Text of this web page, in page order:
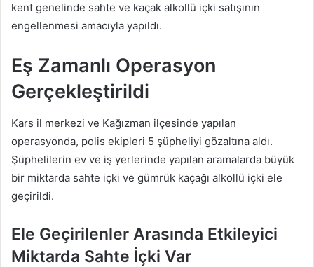
kent genelinde sahte ve kaçak alkollü içki satışının
engellenmesi amacıyla yapıldı.
Eş Zamanlı Operasyon
Gerçekleştirildi
Kars il merkezi ve Kağızman ilçesinde yapılan
operasyonda, polis ekipleri 5 şüpheliyi gözaltına aldı.
Şüphelilerin ev ve iş yerlerinde yapılan aramalarda büyük
bir miktarda sahte içki ve gümrük kaçağı alkollü içki ele
geçirildi.
Ele Geçirilenler Arasında Etkileyici
Miktarda Sahte İçki Var